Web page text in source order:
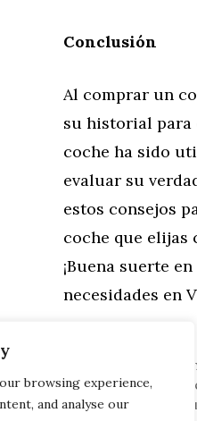
browsing experience,
and analyse our
Conclusión
Al comprar un
su historial para
coche ha sido
evaluar su
estos consejos
coche que elijas
¡Buena suerte
necesidades en
Descubre la
Costo de
Encuentra el